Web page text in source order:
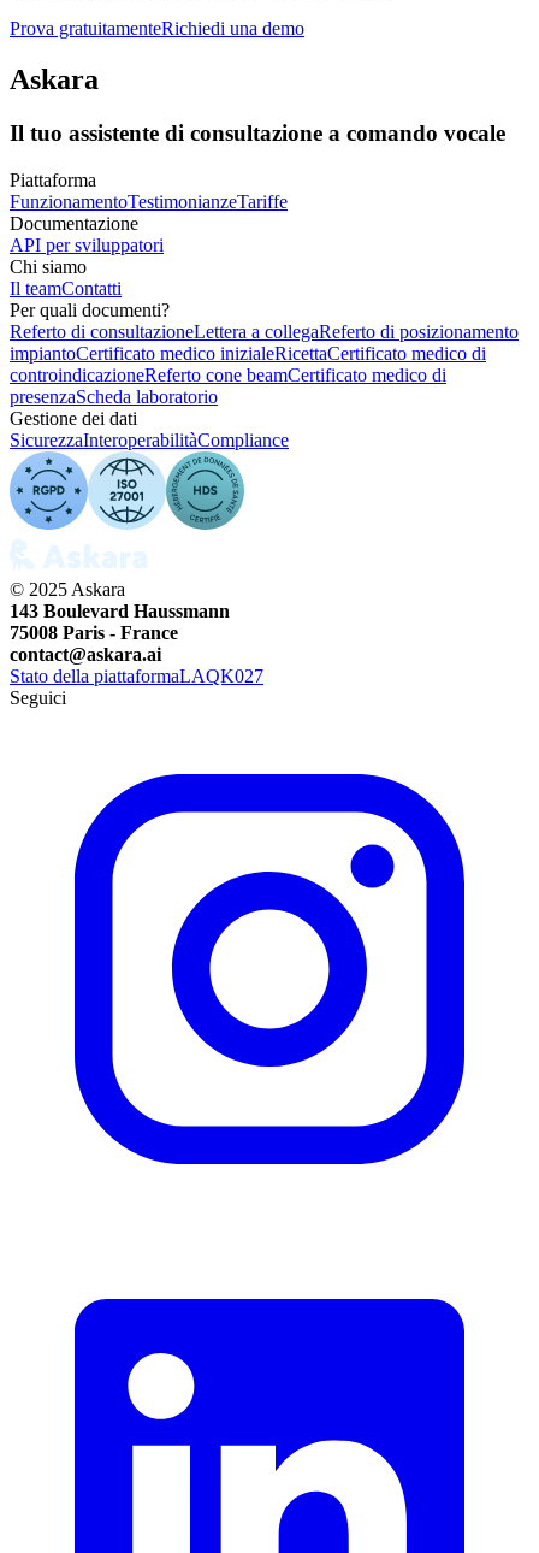
Prova gratuitamenteRichiedi una demo
Askara
Il tuo assistente di consultazione a comando vocale
Piattaforma
FunzionamentoTestimonianzeTariffe
Documentazione
API per sviluppatori
Chi siamo
Il teamContatti
Per quali documenti?
Referto di consultazioneLettera a collegaReferto di posizionamento
impiantoCertificato medico inizialeRicettaCertificato medico di
controindicazioneReferto cone beamCertificato medico di
presenzaScheda laboratorio
Gestione dei dati
SicurezzaInteroperabilitàCompliance
© 2025 Askara
143 Boulevard Haussmann
75008 Paris - France
contact@askara.ai
Stato della piattaformaLAQK027
Seguici